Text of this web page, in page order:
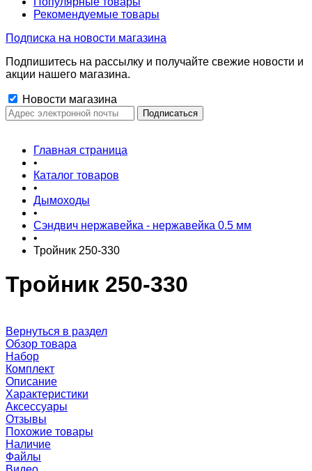
Рекомендуемые товары
Подписка на новости магазина
Подпишитесь на рассылку и получайте свежие новости и
акции нашего магазина.
Новости магазина
Главная страница
•
Каталог товаров
•
Дымоходы
•
Сэндвич нержавейка - нержавейка 0.5 мм
•
Тройник 250-330
Тройник 250-330
Вернуться в раздел
Обзор товара
Набор
Комплект
Описание
Характеристики
Аксессуары
Отзывы
Похожие товары
Наличие
Файлы